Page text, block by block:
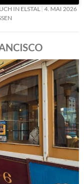
IN ELSTAL
4. MAI 2026